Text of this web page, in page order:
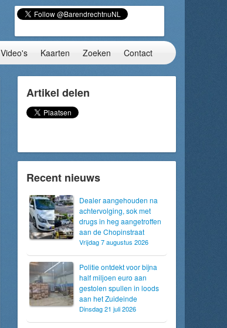
Video's Kaarten Zoeken Contact
Artikel delen
Recent nieuws
Dealer aangehouden na
achtervolging, sok met
drugs in heg aangetroffen
aan de Chopinstraat
Vrijdag 7 augustus 2026
Politie ontdekt voor bijna
half miljoen euro aan
gestolen spullen in loods
aan het Zuideinde
Dinsdag 21 juli 2026